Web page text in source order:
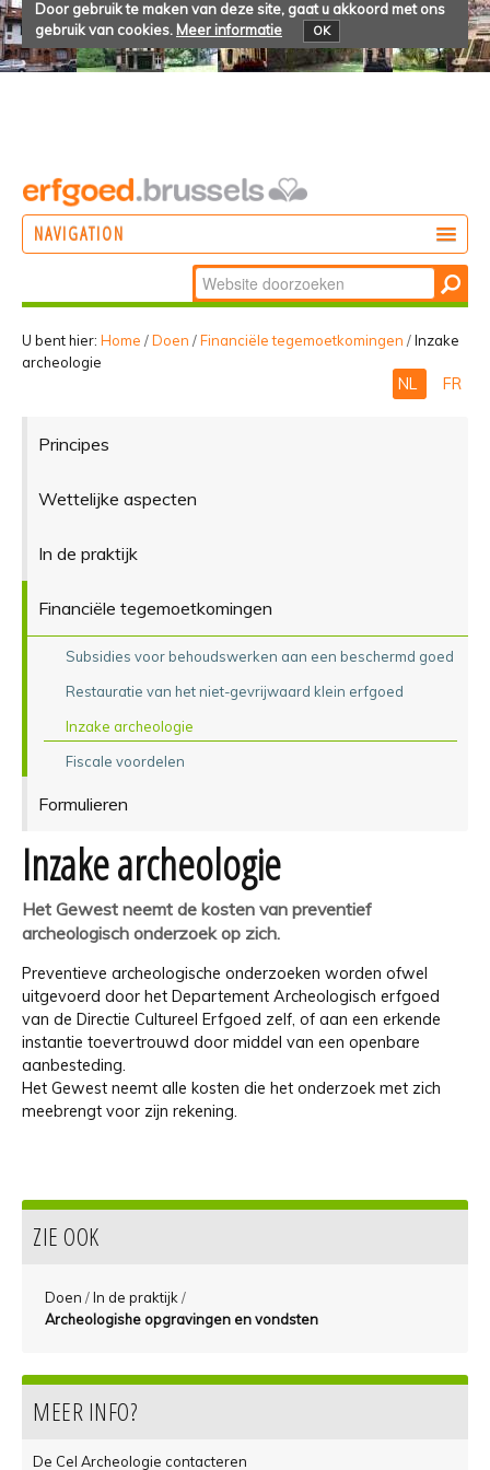
Door gebruik te maken van deze site, gaat u akkoord met ons
gebruik van cookies. Meer informatie OK
NAVIGATION
BELEVEN
Zoek
Geavanceerd
zoeken...
U bent hier: Home /Doen /Financiële tegemoetkomingen /Inzake
archeologie
NL FR
Principes
Wettelijke aspecten
In de praktijk
Financiële tegemoetkomingen
Subsidies voor behoudswerken aan een beschermd goed
Restauratie van het niet-gevrijwaard klein erfgoed
Inzake archeologie
Fiscale voordelen
Formulieren
Inzake archeologie
Het Gewest neemt de kosten van preventief
archeologisch onderzoek op zich.
Preventieve archeologische onderzoeken worden ofwel
uitgevoerd door het Departement Archeologisch erfgoed
van de Directie Cultureel Erfgoed zelf, of aan een erkende
instantie toevertrouwd door middel van een openbare
aanbesteding.
Het Gewest neemt alle kosten die het onderzoek met zich
meebrengt voor zijn rekening.
ZIE OOK
Doen /In de praktijk/
Archeologishe opgravingen en vondsten
MEER INFO?
De Cel Archeologie contacteren